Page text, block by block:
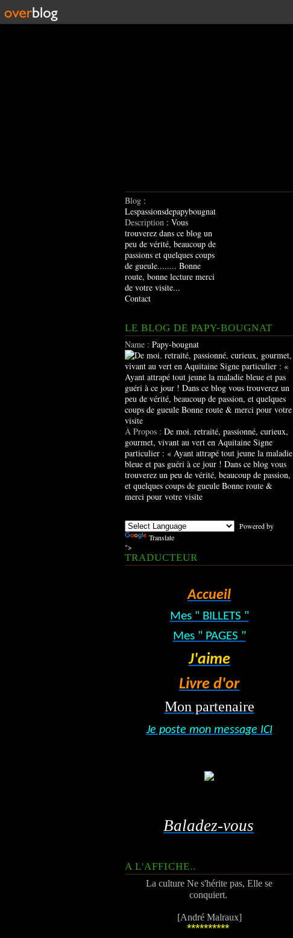
Blog :
Lespassionsdepapybougnat
Description : Vous
trouverez dans ce blog un
peu de vérité, beaucoup de
passions et quelques coups
de gueule........ Bonne
route, bonne lecture merci
de votre visite...
Contact
LE BLOG DE PAPY-BOUGNAT
Name : Papy-bougnat
À Propos : De moi. retraité, passionné, curieux,
gourmet, vivant au vert en Aquitaine Signe
particulier : « Ayant attrapé tout jeune la maladie
bleue et pas guéri à ce jour ! Dans ce blog vous
trouverez un peu de vérité, beaucoup de passion,
et quelques coups de gueule Bonne route &
merci pour votre visite
Powered by
Translate
">
TRADUCTEUR
Accueil
Mes " BILLETS "
Mes " PAGES "
J'aime
Livre d'or
Mon partenaire
Je poste mon message ICI
Baladez-vous
A L'AFFICHE..
La culture Ne s'hérite pas, Elle se
conquiert.
[André Malraux]
**********